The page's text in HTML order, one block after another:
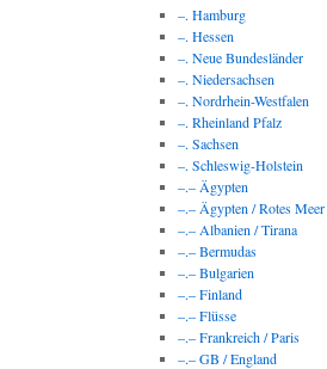
–. Hamburg
–. Hessen
–. Neue Bundesländer
–. Niedersachsen
–. Nordrhein-Westfalen
–. Rheinland Pfalz
–. Sachsen
–. Schleswig-Holstein
–.– Ägypten
–.– Ägypten / Rotes Meer
–.– Albanien / Tirana
–.– Bermudas
–.– Bulgarien
–.– Finland
–.– Flüsse
–.– Frankreich / Paris
–.– GB / England